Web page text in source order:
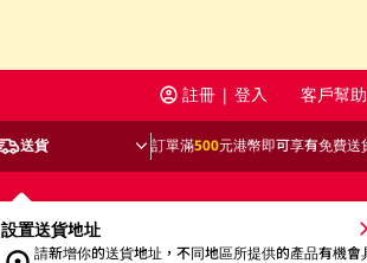
註冊 | 登入 客戶幫助
送貨 訂單滿500元港幣即可享有免費送
設置送貨地址
請新增你的送貨地址，不同地區所提供的產品有機會